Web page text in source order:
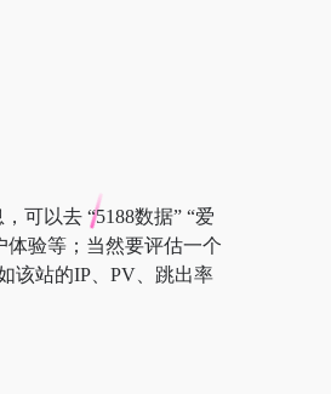
可以去 “5188数据” “爱
体验等；当然要评估一个
该站的IP、PV、跳出率